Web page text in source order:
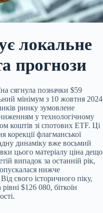
локальне
прогнози
сягнула позначки $59
мінімум з 10 жовтня 2024
ринку зумовлене
у технологічному
коштів зі спотових ETF. Ці
корекції флагманської
динаміку вже восьмий
цього матеріалу ціна дещо
випадок за останній рік,
нижче
свого історичного піку,
$126 080, біткоїн